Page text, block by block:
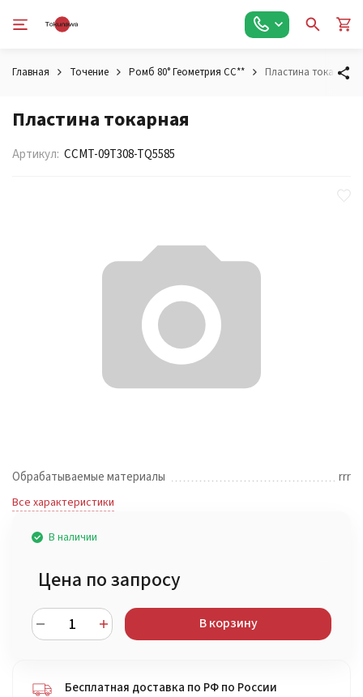
Главная Точение Ромб 80° Геометрия CC** Пластина токарная
Пластина токарная
Артикул: CCMT-09T308-TQ5585
Обрабатываемые материалы rrr
Все характеристики
В наличии
Цена по запросу
В корзину
Бесплатная доставка по РФ по России